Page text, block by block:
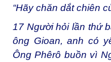
“Hãy chăn dắt chiên
17 Người hỏi lần thứ
ông Gioan, anh có
Ông Phêrô buồn vì